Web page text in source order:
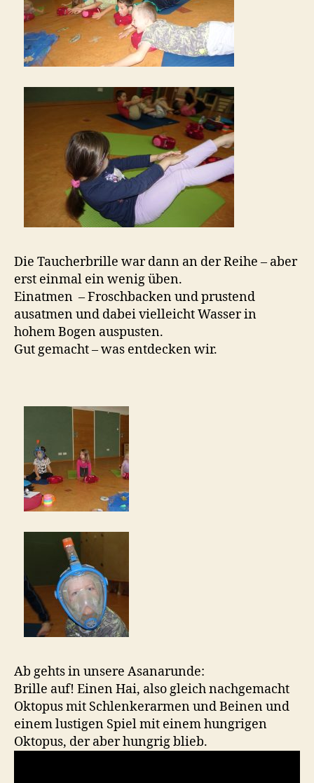
Die Taucherbrille war dann an der Reihe – aber
erst einmal ein wenig üben.
Einatmen – Froschbacken und prustend
ausatmen und dabei vielleicht Wasser in
hohem Bogen auspusten.
Gut gemacht – was entdecken wir.
Ab gehts in unsere Asanarunde:
Brille auf! Einen Hai, also gleich nachgemacht
Oktopus mit Schlenkerarmen und Beinen und
einem lustigen Spiel mit einem hungrigen
Oktopus, der aber hungrig blieb.